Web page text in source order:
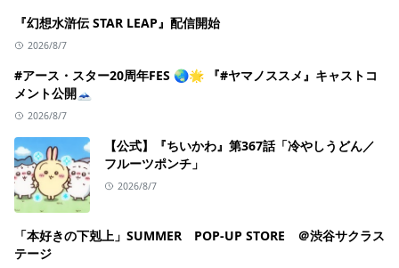
『幻想水滸伝 STAR LEAP』配信開始
2026/8/7
#アース・スター20周年FES 🌏🌟 『#ヤマノススメ』キャストコ
メント公開🗻
2026/8/7
【公式】『ちいかわ』第367話「冷やしうどん／
フルーツポンチ」
2026/8/7
「本好きの下剋上」SUMMER POP-UP STORE ＠渋谷サクラス
テージ